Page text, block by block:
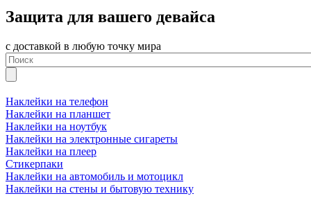
Защита для вашего девайса
с доставкой в любую точку мира
Наклейки на телефон
Наклейки на планшет
Наклейки на ноутбук
Наклейки на электронные сигареты
Наклейки на плеер
Стикерпаки
Наклейки на автомобиль и мотоцикл
Наклейки на стены и бытовую технику